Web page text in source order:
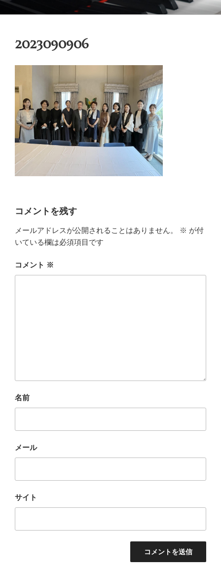
ン
御木本メソッド
脳や筋肉をトレーニングしながら奏法を学び、美しい音と自然で優れた
2023090906
コメントを残す
メールアドレスが公開されることはありません。 ※ が付
いている欄は必須項目です
コメント ※
名前
メール
サイト